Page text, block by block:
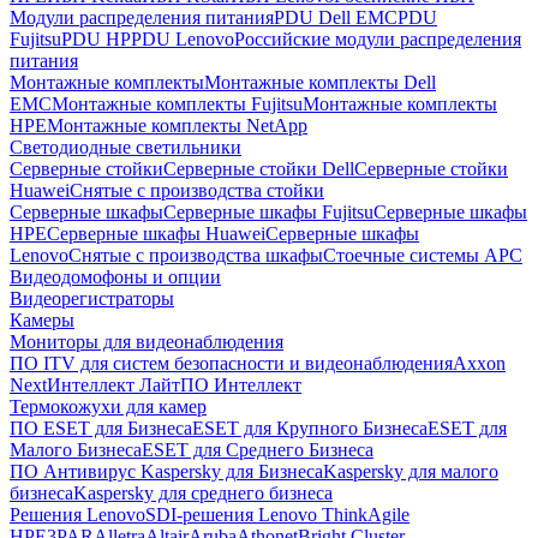
Модули распределения питанияPDU Dell EMCPDU
FujitsuPDU HPPDU LenovoРоссийские модули распределения
питания
Монтажные комплектыМонтажные комплекты Dell
EMCМонтажные комплекты FujitsuМонтажные комплекты
HPEМонтажные комплекты NetApp
Светодиодные светильники
Серверные стойкиСерверные стойки DellСерверные стойки
HuaweiСнятые с производства стойки
Серверные шкафыСерверные шкафы FujitsuСерверные шкафы
HPEСерверные шкафы HuaweiСерверные шкафы
LenovoСнятые с производства шкафыСтоечные системы APC
Видеодомофоны и опции
Видеорегистраторы
Камеры
Мониторы для видеонаблюдения
ПО ITV для систем безопасности и видеонаблюденияAxxon
NextИнтеллект ЛайтПО Интеллект
Термокожухи для камер
ПО ESET для БизнесаESET для Крупного БизнесаESET для
Малого БизнесаESET для Среднего Бизнеса
ПО Антивирус Kaspersky для БизнесаKaspersky для малого
бизнесаKaspersky для среднего бизнеса
Решения LenovoSDI-решения Lenovo ThinkAgile